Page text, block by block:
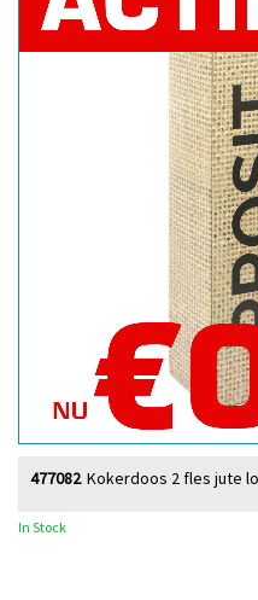
Kokerdoos 2 fles jute
477082
In Stock